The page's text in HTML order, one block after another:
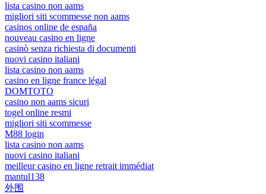
lista casino non aams
migliori siti scommesse non aams
casinos online de españa
nouveau casino en ligne
casinò senza richiesta di documenti
nuovi casino italiani
lista casino non aams
casino en ligne france légal
DOMTOTO
casino non aams sicuri
togel online resmi
migliori siti scommesse
M88 login
lista casino non aams
nuovi casino italiani
meilleur casino en ligne retrait immédiat
mantul138
外围